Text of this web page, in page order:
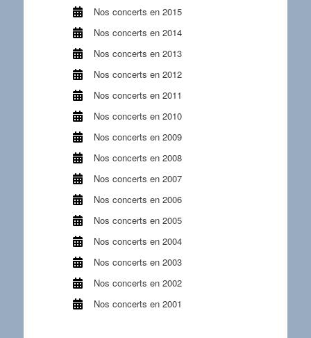
Nos concerts en 2015
Nos concerts en 2014
Nos concerts en 2013
Nos concerts en 2012
Nos concerts en 2011
Nos concerts en 2010
Nos concerts en 2009
Nos concerts en 2008
Nos concerts en 2007
Nos concerts en 2006
Nos concerts en 2005
Nos concerts en 2004
Nos concerts en 2003
Nos concerts en 2002
Nos concerts en 2001